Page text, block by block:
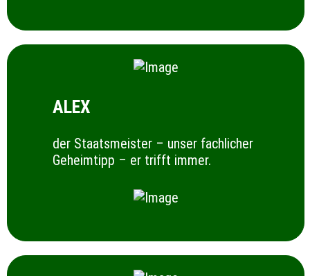
ALEX
der Staatsmeister – unser fachlicher
Geheimtipp – er trifft immer.